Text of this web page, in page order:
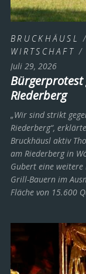
BRUCKHÄUSL
WIRTSCHAFT /
Juli 29, 2026
Bürgerprotest
Riederberg
„Wir sind strikt
Riederberg“,
Bruckhäusl aktiv
am Riederberg in
Gubert eine weitere
Grill-Bauern im
Fläche von 15.600